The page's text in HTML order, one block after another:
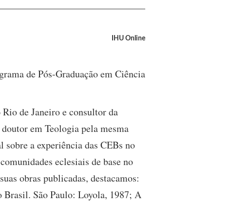
IHU Online
de Pós-Graduação em Ciência
de Janeiro e consultor da
em Teologia pela mesma
a experiência das CEBs no
eclesiais de base no
obras publicadas, destacamos:
Brasil. São Paulo: Loyola, 1987; A